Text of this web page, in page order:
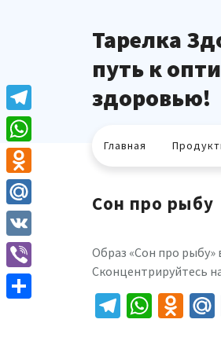
Тарелка
путь к
здоровью!
Главная
Сон про рыбу
Образ «Сон про
Сконцентрируйтесь
Telegram
Telegram
WhatsApp
Odnoklassniki
Mail.Ru
VK
Viber